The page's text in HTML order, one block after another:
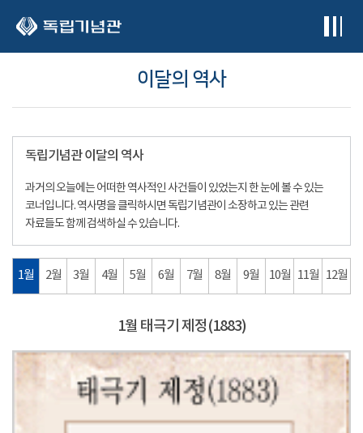
이달의 역사
독립기념관 이달의 역사
과거의 오늘에는 어떠한 역사적인 사건들이 있었는지 한 눈에 볼 수 있는
코너입니다. 역사명을 클릭하시면 독립기념관이 소장하고 있는 관련
자료들도 함께 검색하실 수 있습니다.
1월 2월 3월 4월 5월 6월 7월 8월 9월 10월 11월 12월
1월 태극기 제정(1883)